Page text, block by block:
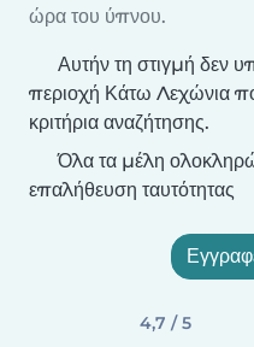
ώρα του ύπνου.
Αυτήν τη στιγμή δεν
περιοχή Κάτω Λεχώνια
κριτήρια αναζήτησης.
Όλα τα μέλη
επαλήθευση ταυτότητας
4,7 / 5